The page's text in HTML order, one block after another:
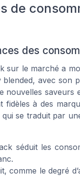
de
des
sur le marché a
avec
saveurs
à des
se traduit par
séduit les
comme le degré